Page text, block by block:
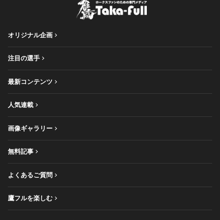
オリジナル企画
注目の選手
最新コンテンツ
人気連載
画像ギャラリー
無料記事
よくあるご質問
鷹フルを楽しむ